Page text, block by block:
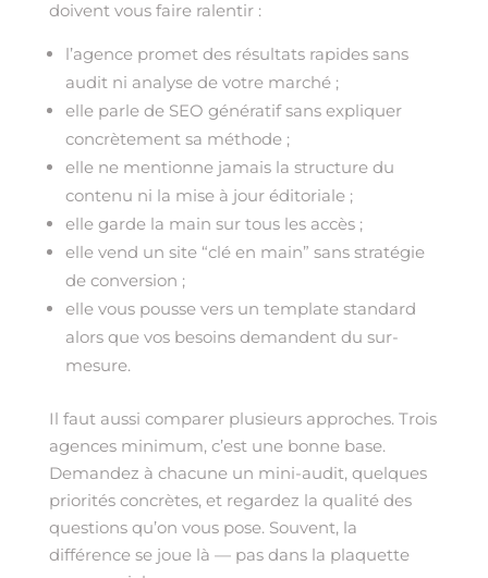
doivent vous faire ralentir :
l’agence promet des résultats rapides sans
audit ni analyse de votre marché ;
elle parle de SEO génératif sans expliquer
concrètement sa méthode ;
elle ne mentionne jamais la structure du
contenu ni la mise à jour éditoriale ;
elle garde la main sur tous les accès ;
elle vend un site “clé en main” sans stratégie
de conversion ;
elle vous pousse vers un template standard
alors que vos besoins demandent du sur-
mesure.
Il faut aussi comparer plusieurs approches. Trois
agences minimum, c’est une bonne base.
Demandez à chacune un mini-audit, quelques
priorités concrètes, et regardez la qualité des
questions qu’on vous pose. Souvent, la
différence se joue là — pas dans la plaquette